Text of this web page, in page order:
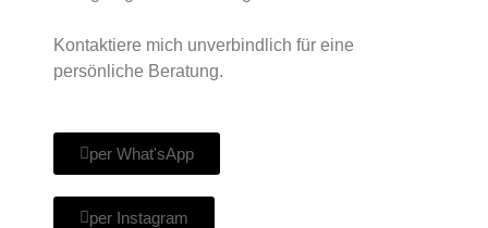
Kontaktiere mich unverbindlich für eine
persönliche Beratung.
per What'sApp
per Instagram